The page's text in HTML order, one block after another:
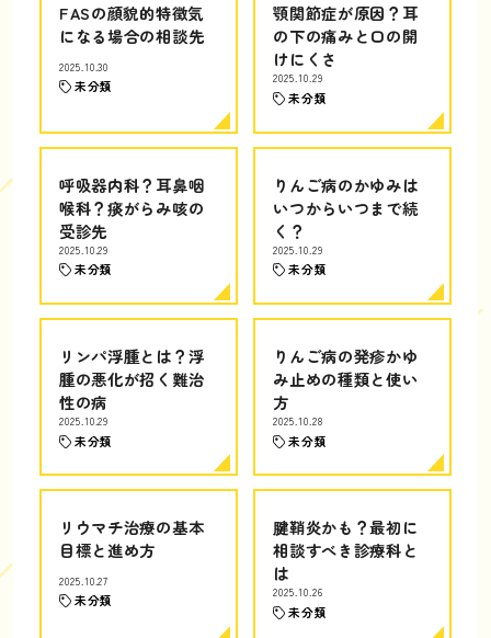
FASの顔貌的特徴気
になる場合の相談先
2025.10.30
未分類
顎関節症が原因？耳
の下の痛みと口の開
けにくさ
2025.10.29
未分類
呼吸器内科？耳鼻咽
喉科？痰がらみ咳の
受診先
2025.10.29
未分類
りんご病のかゆみは
いつからいつまで続
く？
2025.10.29
未分類
リンパ浮腫とは？浮
腫の悪化が招く難治
性の病
2025.10.29
未分類
りんご病の発疹かゆ
み止めの種類と使い
方
2025.10.28
未分類
リウマチ治療の基本
目標と進め方
2025.10.27
未分類
腱鞘炎かも？最初に
相談すべき診療科と
は
2025.10.26
未分類